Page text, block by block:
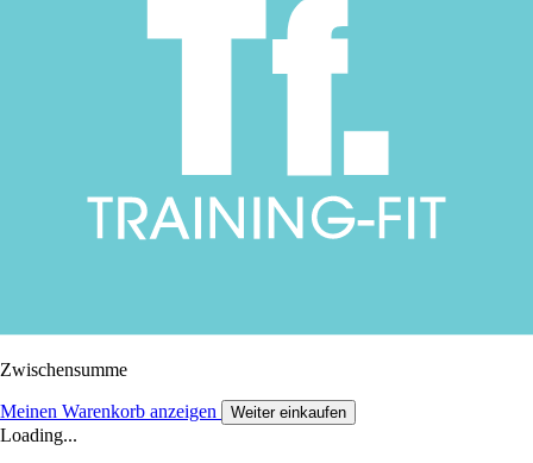
Zwischensumme
Meinen Warenkorb anzeigen Weiter einkaufen
Loading...